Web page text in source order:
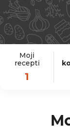
Moji
recepti
1